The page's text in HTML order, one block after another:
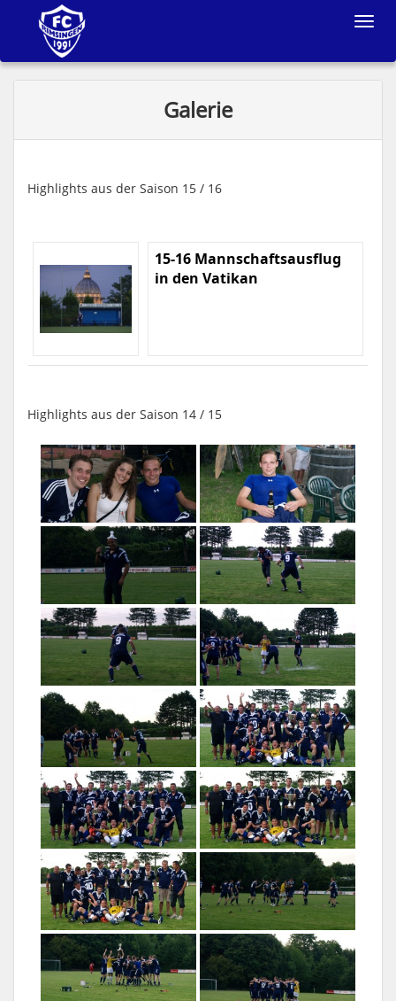
Toggle
Galerie
Highlights aus der Saison 15 / 16
15-16 Mannschaftsausflug
in den Vatikan
Highlights aus der Saison 14 / 15